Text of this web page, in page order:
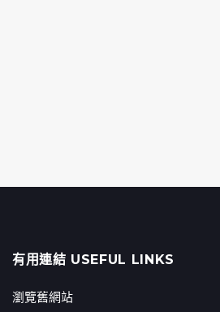
有用連結 USEFUL LINKS
瀏覽舊網站